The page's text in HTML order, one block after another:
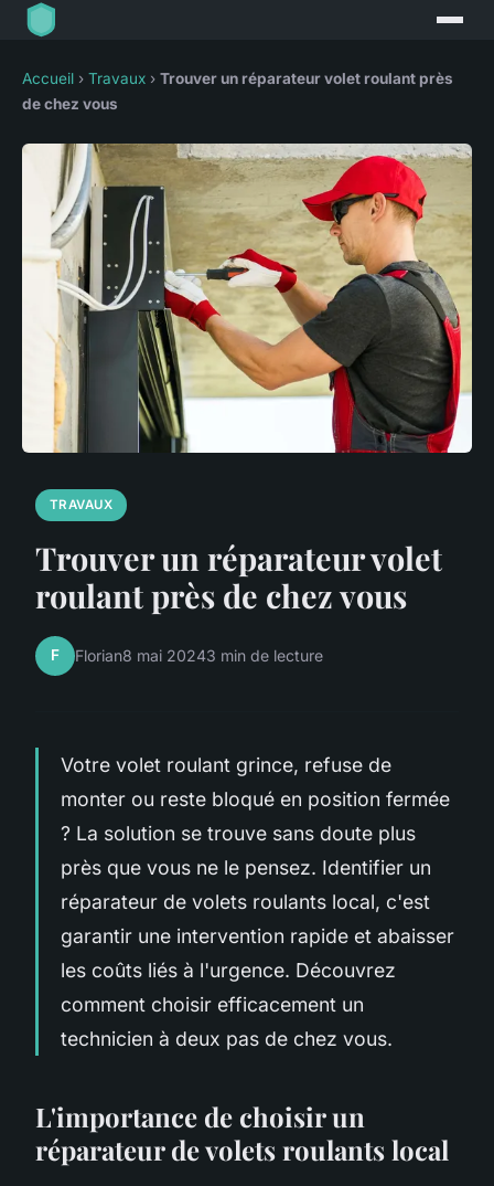
Accueil › Travaux › Trouver un réparateur volet roulant près
de chez vous
TRAVAUX
Trouver un réparateur volet
roulant près de chez vous
F Florian8 mai 20243 min de lecture
Votre volet roulant grince, refuse de
monter ou reste bloqué en position fermée
? La solution se trouve sans doute plus
près que vous ne le pensez. Identifier un
réparateur de volets roulants local, c'est
garantir une intervention rapide et abaisser
les coûts liés à l'urgence. Découvrez
comment choisir efficacement un
technicien à deux pas de chez vous.
L'importance de choisir un
réparateur de volets roulants local